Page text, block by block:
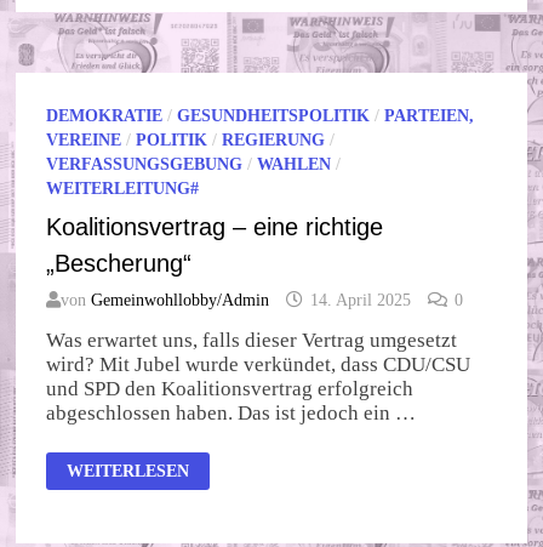
DEMOKRATIE /GESUNDHEITSPOLITIK /PARTEIEN,
VEREINE /POLITIK /REGIERUNG /
VERFASSUNGSGEBUNG /WAHLEN /
WEITERLEITUNG#
Koalitionsvertrag – eine richtige
„Bescherung“
vonGemeinwohllobby/Admin 14. April 2025 0
Was erwartet uns, falls dieser Vertrag umgesetzt
wird? Mit Jubel wurde verkündet, dass CDU/CSU
und SPD den Koalitionsvertrag erfolgreich
abgeschlossen haben. Das ist jedoch ein …
KOALITIONSVERTRAG
–
WEITERLESEN